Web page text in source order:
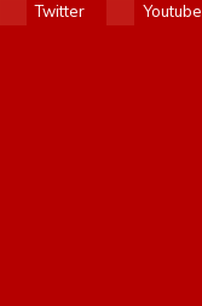
Twitter Youtube